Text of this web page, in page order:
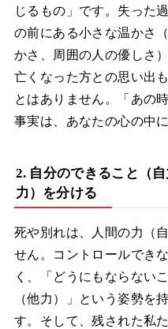
じるもの」です。失った
の前にある小さな温かさ
かさ、周囲の人の優しさ
亡くなった方との思い出
とはありません。「あの
事実は、あなたの心の中
2. 自分のできること（
力）を分ける
死や別れは、人間の力（
せん。コントロールでき
く、「どうにもならない
（他力）」という姿勢を
す。そして、残された私